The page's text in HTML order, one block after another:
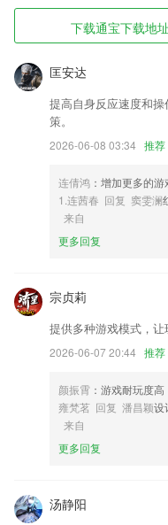
通宝下载地址软件特色
1,学车视频：专业制作、高清
2,实时能看得见的整个农场
的看得见
3,本应用采用弹散音(空弦音)
的方便了使用者。而传统的
5,详细的提供各个科室医生
情选择合适的医生进行预约
6,【贷款类型丰富】
1.真实反馈与学员一起
2.平台提供错题本的功能，用
3.这里的课程都是由优质的
4.·软件自带丰富知识课程，
5.WPS特约金牌讲师、微软
的PPT风格、拯救你的Word
低效工作，成为职场赢家！
通宝下载地址更新了
下载通宝下载地
匡安达
提高自身反应速度和
策。
2026-06-08 03:34 推荐
连倩鸿 ：增加更多的
1.连茜春 回复 窦雯澜
来自
更多回复
宗贞莉
提供多种游戏模式，让
2026-06-07 20:44 推荐
颜振霄 ：游戏耐玩度
雍梵茗 回复 潘昌颖设
来自
更多回复
汤静阳